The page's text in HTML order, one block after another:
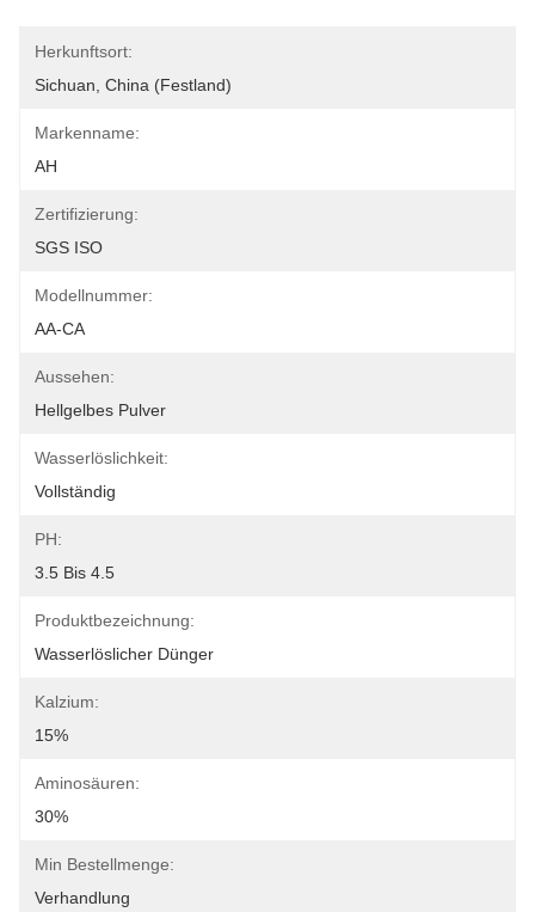
Herkunftsort:
Sichuan, China (Festland)
Markenname:
AH
Zertifizierung:
SGS ISO
Modellnummer:
AA-CA
Aussehen:
Hellgelbes Pulver
Wasserlöslichkeit:
Vollständig
PH:
3.5 Bis 4.5
Produktbezeichnung:
Wasserlöslicher Dünger
Kalzium:
15%
Aminosäuren:
30%
Min Bestellmenge:
Verhandlung